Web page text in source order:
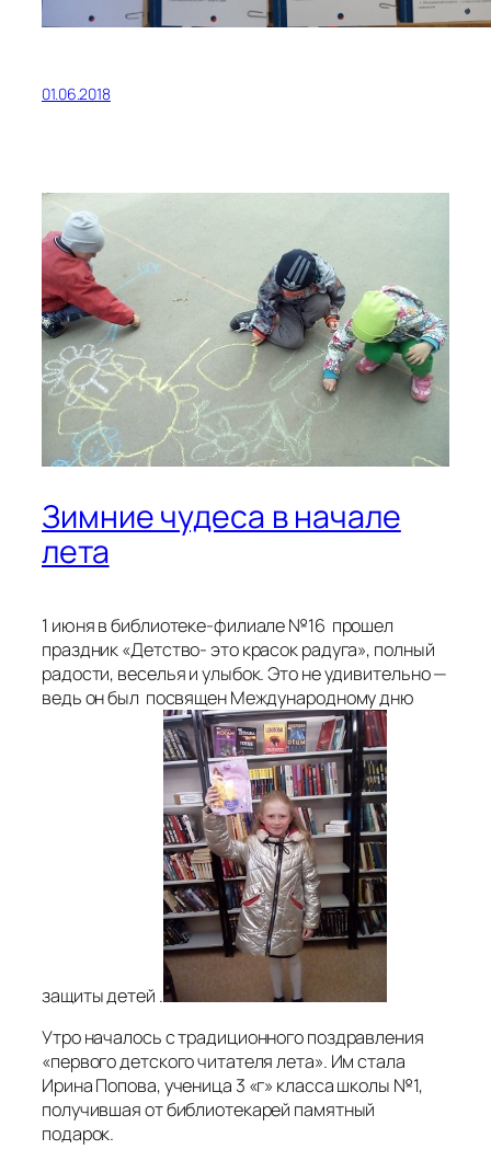
01.06.2018
Зимние чудеса в начале
лета
1 июня в библиотеке-филиале №16 прошел
праздник «Детство- это красок радуга», полный
радости, веселья и улыбок. Это не удивительно —
ведь он был посвящен Международному дню
защиты детей .
Утро началось с традиционного поздравления
«первого детского читателя лета». Им стала
Ирина Попова, ученица 3 «г» класса школы №1,
получившая от библиотекарей памятный
подарок.